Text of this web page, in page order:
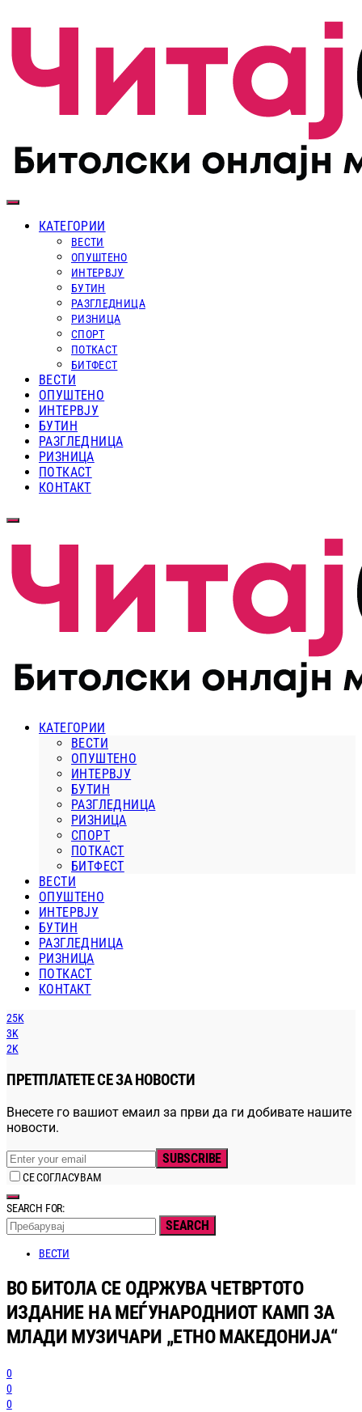
КАТЕГОРИИ
ВЕСТИ
ОПУШТЕНО
ИНТЕРВЈУ
БУТИН
РАЗГЛЕДНИЦА
РИЗНИЦА
СПОРТ
ПОТКАСТ
БИТФЕСТ
ВЕСТИ
ОПУШТЕНО
ИНТЕРВЈУ
БУТИН
РАЗГЛЕДНИЦА
РИЗНИЦА
ПОТКАСТ
КОНТАКТ
КАТЕГОРИИ
ВЕСТИ
ОПУШТЕНО
ИНТЕРВЈУ
БУТИН
РАЗГЛЕДНИЦА
РИЗНИЦА
СПОРТ
ПОТКАСТ
БИТФЕСТ
ВЕСТИ
ОПУШТЕНО
ИНТЕРВЈУ
БУТИН
РАЗГЛЕДНИЦА
РИЗНИЦА
ПОТКАСТ
КОНТАКТ
25K
3K
2K
ПРЕТПЛАТЕТЕ СЕ ЗА НОВОСТИ
Внесете го вашиот емаил за први да ги добивате нашите
новости.
SUBSCRIBE
СЕ СОГЛАСУВАМ
SEARCH FOR:
SEARCH
ВЕСТИ
ВО БИТОЛА СЕ ОДРЖУВА ЧЕТВРТОТО
ИЗДАНИЕ НА МЕЃУНАРОДНИОТ КАМП ЗА
МЛАДИ МУЗИЧАРИ „ЕТНО МАКЕДОНИЈА“
0
0
0